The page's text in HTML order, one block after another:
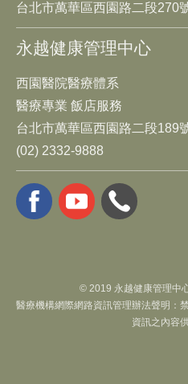
台北市萬華區西園路二段270
永越健康管理中心
西園醫院醫療體系
醫療專業 飯店服務
台北市萬華區西園路二段189
(02) 2332-9888
© 2019 永越健康管理中
醫療機構網際網路資訊管理辦法聲明：
資訊之內容